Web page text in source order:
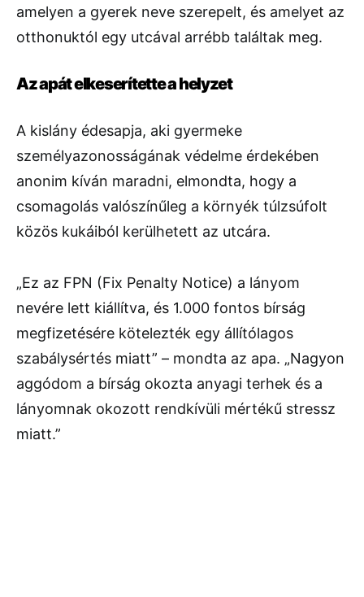
amelyen a gyerek neve szerepelt, és amelyet az
otthonuktól egy utcával arrébb találtak meg.
Az apát elkeserítette a helyzet
A kislány édesapja, aki gyermeke
személyazonosságának védelme érdekében
anonim kíván maradni, elmondta, hogy a
csomagolás valószínűleg a környék túlzsúfolt
közös kukáiból kerülhetett az utcára.
„Ez az FPN (Fix Penalty Notice) a lányom
nevére lett kiállítva, és 1.000 fontos bírság
megfizetésére kötelezték egy állítólagos
szabálysértés miatt” – mondta az apa. „Nagyon
aggódom a bírság okozta anyagi terhek és a
lányomnak okozott rendkívüli mértékű stressz
miatt.”